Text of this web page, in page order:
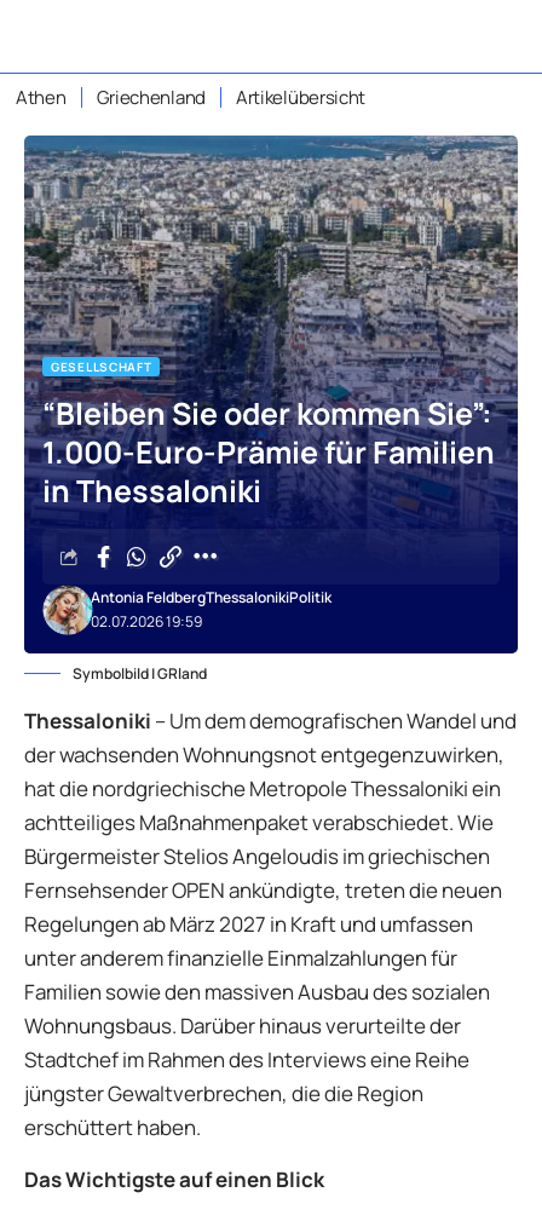
Athen Griechenland Artikelübersicht
GESELLSCHAFT
“Bleiben Sie oder kommen Sie”:
1.000-Euro-Prämie für Familien
in Thessaloniki
02.07.2026 19:59
Antonia FeldbergThessalonikiPolitik
Symbolbild | GRland
Thessaloniki – Um dem demografischen Wandel und
der wachsenden Wohnungsnot entgegenzuwirken,
hat die nordgriechische Metropole Thessaloniki ein
achtteiliges Maßnahmenpaket verabschiedet. Wie
Bürgermeister Stelios Angeloudis im griechischen
Fernsehsender OPEN ankündigte, treten die neuen
Regelungen ab März 2027 in Kraft und umfassen
unter anderem finanzielle Einmalzahlungen für
Familien sowie den massiven Ausbau des sozialen
Wohnungsbaus. Darüber hinaus verurteilte der
Stadtchef im Rahmen des Interviews eine Reihe
jüngster Gewaltverbrechen, die die Region
erschüttert haben.
Das Wichtigste auf einen Blick